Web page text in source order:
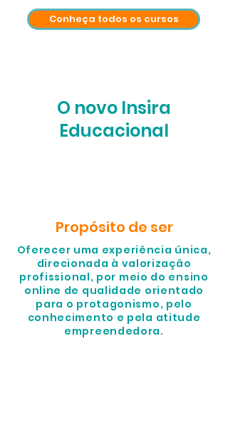
Conheça todos os cursos
O novo Insira
Educacional
Propósito de ser
Oferecer uma experiência única,
direcionada à valorização
profissional, por meio do ensino
online de qualidade orientado
para o protagonismo, pelo
conhecimento e pela atitude
empreendedora.